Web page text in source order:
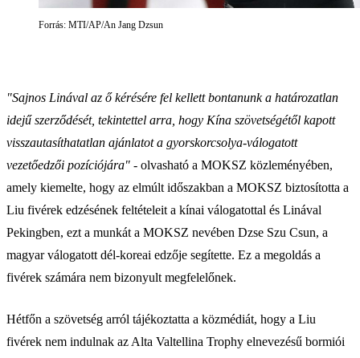
Forrás: MTI/AP/An Jang Dzsun
"Sajnos Linával az ő kérésére fel kellett bontanunk a határozatlan
idejű szerződését, tekintettel arra, hogy Kína szövetségétől kapott
visszautasíthatatlan ajánlatot a gyorskorcsolya-válogatott
vezetőedzői pozíciójára" - olvasható a MOKSZ közleményében,
amely kiemelte, hogy az elmúlt időszakban a MOKSZ biztosította a
Liu fivérek edzésének feltételeit a kínai válogatottal és Linával
Pekingben, ezt a munkát a MOKSZ nevében Dzse Szu Csun, a
magyar válogatott dél-koreai edzője segítette. Ez a megoldás a
fivérek számára nem bizonyult megfelelőnek.
Hétfőn a szövetség arról tájékoztatta a közmédiát, hogy a Liu
fivérek nem indulnak az Alta Valtellina Trophy elnevezésű bormiói